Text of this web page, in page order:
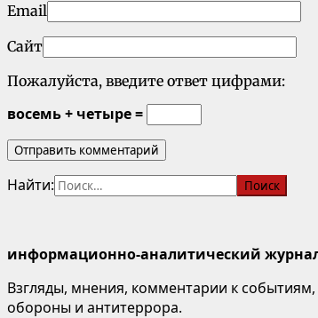
Email
Сайт
Пожалуйста, введите ответ цифрами:
восемь + четыре =
Найти:
информационно-аналитический
Взгляды, мнения, комментарии к
обороны и антитеррора.